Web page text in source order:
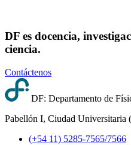
DF es docencia,
ciencia.
Contáctenos
DF: Departamento de
Pabellón I, Ciudad
(+54 11) 5285-7565/7566